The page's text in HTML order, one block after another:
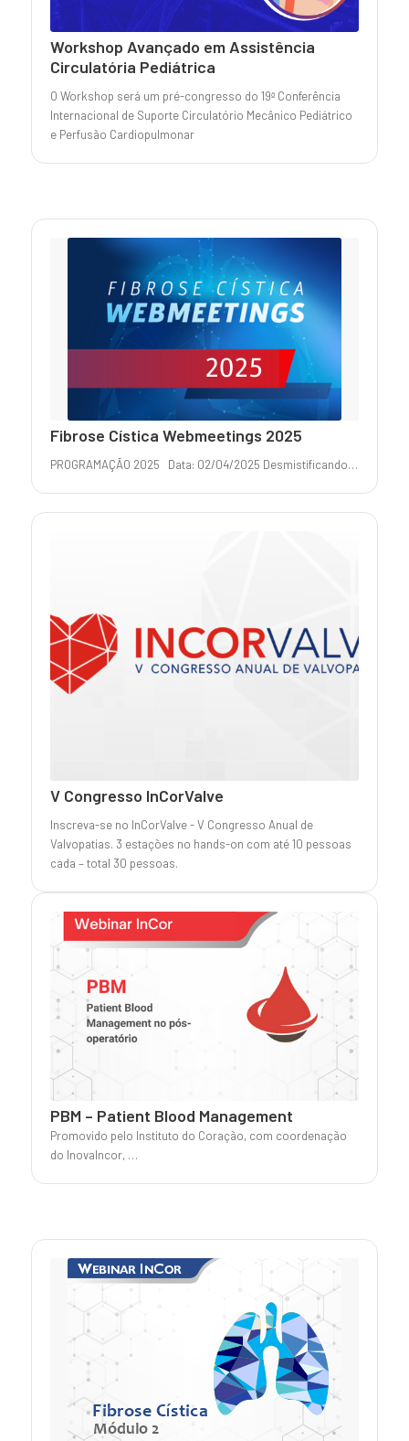
Workshop Avançado em Assistência
Circulatória Pediátrica
O Workshop será um pré-congresso do 19ª Conferência
Internacional de Suporte Circulatório Mecânico Pediátrico
e Perfusão Cardiopulmonar
Fibrose Cística Webmeetings 2025
PROGRAMAÇÃO 2025 Data: 02/04/2025 Desmistificando…
V Congresso InCorValve
Inscreva-se no InCorValve - V Congresso Anual de
Valvopatias. 3 estações no hands-on com até 10 pessoas
cada – total 30 pessoas.
PBM – Patient Blood Management
Promovido pelo Instituto do Coração, com coordenação
do InovaIncor, …